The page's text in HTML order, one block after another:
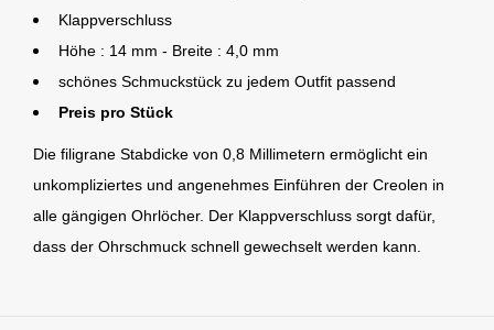
Klappverschluss
Höhe : 14 mm - Breite : 4,0 mm
schönes Schmuckstück zu jedem Outfit passend
Preis pro Stück
Die filigrane Stabdicke von 0,8 Millimetern ermöglicht ein
unkompliziertes und angenehmes Einführen der Creolen in
alle gängigen Ohrlöcher. Der Klappverschluss sorgt dafür,
dass der Ohrschmuck schnell gewechselt werden kann.